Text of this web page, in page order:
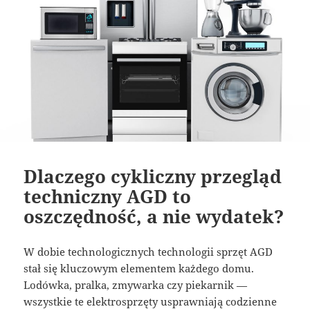
Dlaczego cykliczny przegląd
techniczny AGD to
oszczędność, a nie wydatek?
W dobie technologicznych technologii sprzęt AGD
stał się kluczowym elementem każdego domu.
Lodówka, pralka, zmywarka czy piekarnik —
wszystkie te elektrosprzęty usprawniają codzienne